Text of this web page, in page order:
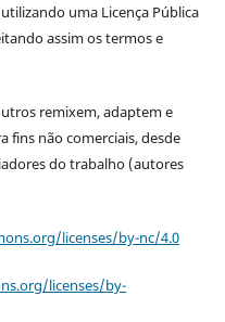
uma Licença Pública
assim os termos e
remixem, adaptem e
fins não comerciais, desde
do trabalho (autores
licenses/by-nc/4.0
licenses/by-